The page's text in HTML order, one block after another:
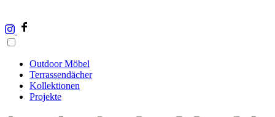
Outdoor Möbel
Terrassendächer
Kollektionen
Projekte